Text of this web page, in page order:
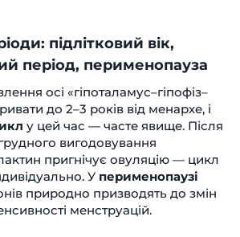
підлітковий вік,
період, перименопауза
осі «гіпоталамус–гіпофіз–
до 2–3 років від менархе, і
у цей час — часте явище. Після
грудного вигодовування
пригнічує овуляцію — цикл
У перименопаузі
природно призводять до змін
менструацій.